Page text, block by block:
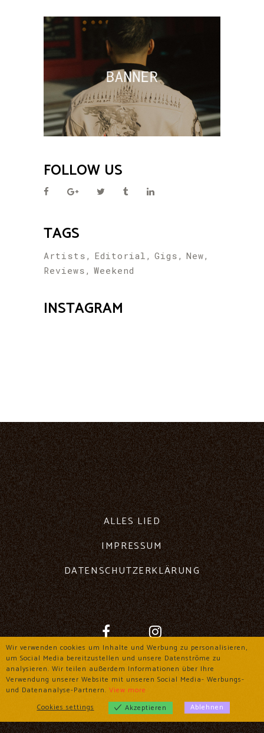
FOLLOW US
TAGS
Artists Editorial Gigs
New
Reviews
Weekend
INSTAGRAM
ALLES LIED
IMPRESSUM
DATENSCHUTZERKLÄRUNG
Wir verwenden cookies um Inhalte und Werbung zu personalisieren,
um Social Media bereitzustellen und unsere Datenströme zu
analysieren. Wir teilen außerdem Informationen über Ihre
Verwendung unserer Website mit unseren Social Media- Werbungs-
und Datenanalyse-Partnern. View more
Cookies settings
Akzeptieren Ablehnen
Cookies settings